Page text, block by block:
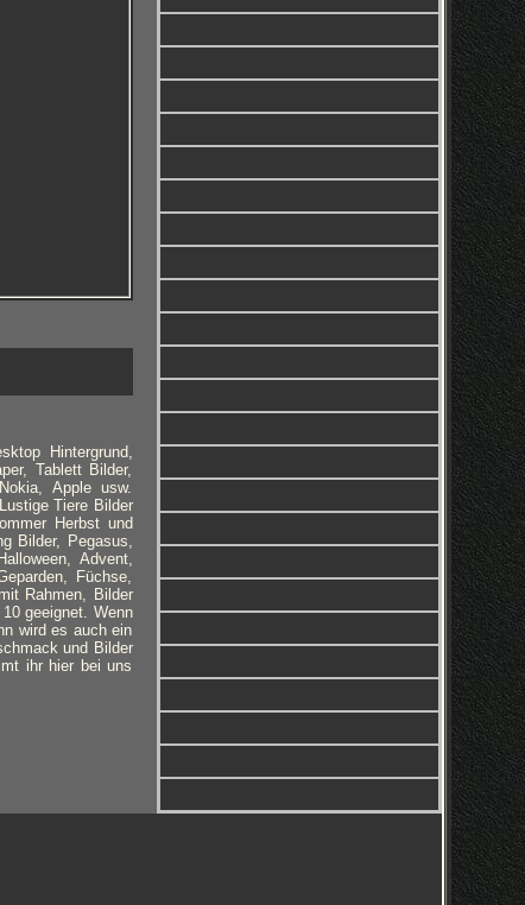
Hintergrund,
Tablett Bilder,
Apple usw.
Tiere Bilder
Herbst und
Bilder, Pegasus,
Advent,
Füchse,
Rahmen, Bilder
geeignet. Wenn
wird es auch ein
und Bilder
ihr hier bei uns